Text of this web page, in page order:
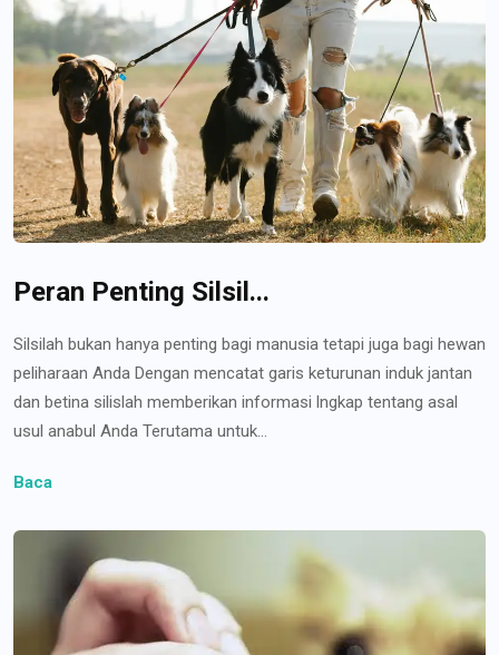
Peran Penting Silsil...
Silsilah bukan hanya penting bagi manusia tetapi juga bagi hewan
peliharaan Anda Dengan mencatat garis keturunan induk jantan
dan betina silislah memberikan informasi lngkap tentang asal
usul anabul Anda Terutama untuk...
Baca